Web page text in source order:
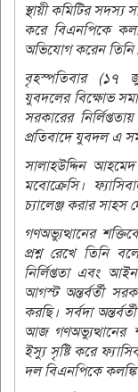
স্থায়ী কমিটির সদস্য
করে বিএনপিকে
অভিযোগ করেন
বৃহস্পতিবার (১৭
যুবদলের বিক্ষোভ
সরকারের
প্রতিবাদে যুবদল এ
সালাহউদ্দিন
মবোক্রেসি।
চ্যালেঞ্জ করার সাহস
গণঅভ্যুত্থানের
প্রশ্ন রেখে তিনি
নির্লিপ্ততা এবং
আগস্ট অন্তর্বর্তী
করছি। সর্বদা
আজ গণঅভ্যুত্থানের
ইস্যু সৃষ্টি করে
দল বিএনপিকে